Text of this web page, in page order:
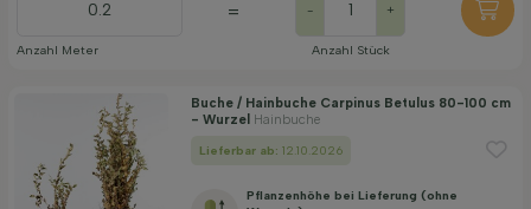
Anzahl Meter
= - +
Anzahl Stück
Buche / Hainbuche Carpinus Betulus 80-100 cm
- Wurzel Hainbuche
Lieferbar ab: 12.10.2026
Pflanzenhöhe bei Lieferung (ohne